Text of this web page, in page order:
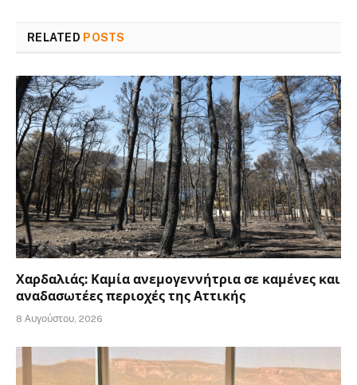
RELATED POSTS
Χαρδαλιάς: Καμία ανεμογεννήτρια σε καμένες και
αναδασωτέες περιοχές της Αττικής
8 Αυγούστου, 2026